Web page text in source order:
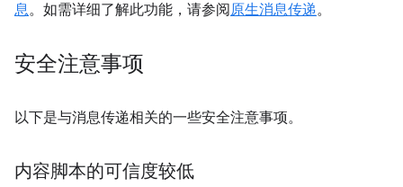
息。如需详细了解此功能，请参阅原生消息传递。
安全注意事项
以下是与消息传递相关的一些安全注意事项。
内容脚本的可信度较低